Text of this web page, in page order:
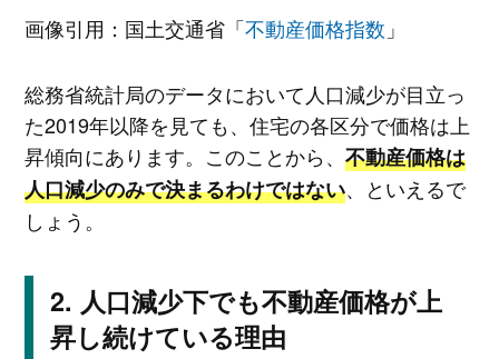
画像引用：国土交通省「不動産価格指数 」
総務省統計局のデータにおいて人口減少が目立っ
た2019年以降を見ても、住宅の各区分で価格は上
昇傾向にあります。このことから、 不動産価格は
人口減少のみで決まるわけではない、といえるで
しょう。
人口減少下でも不動産価格が上
昇し続けている理由